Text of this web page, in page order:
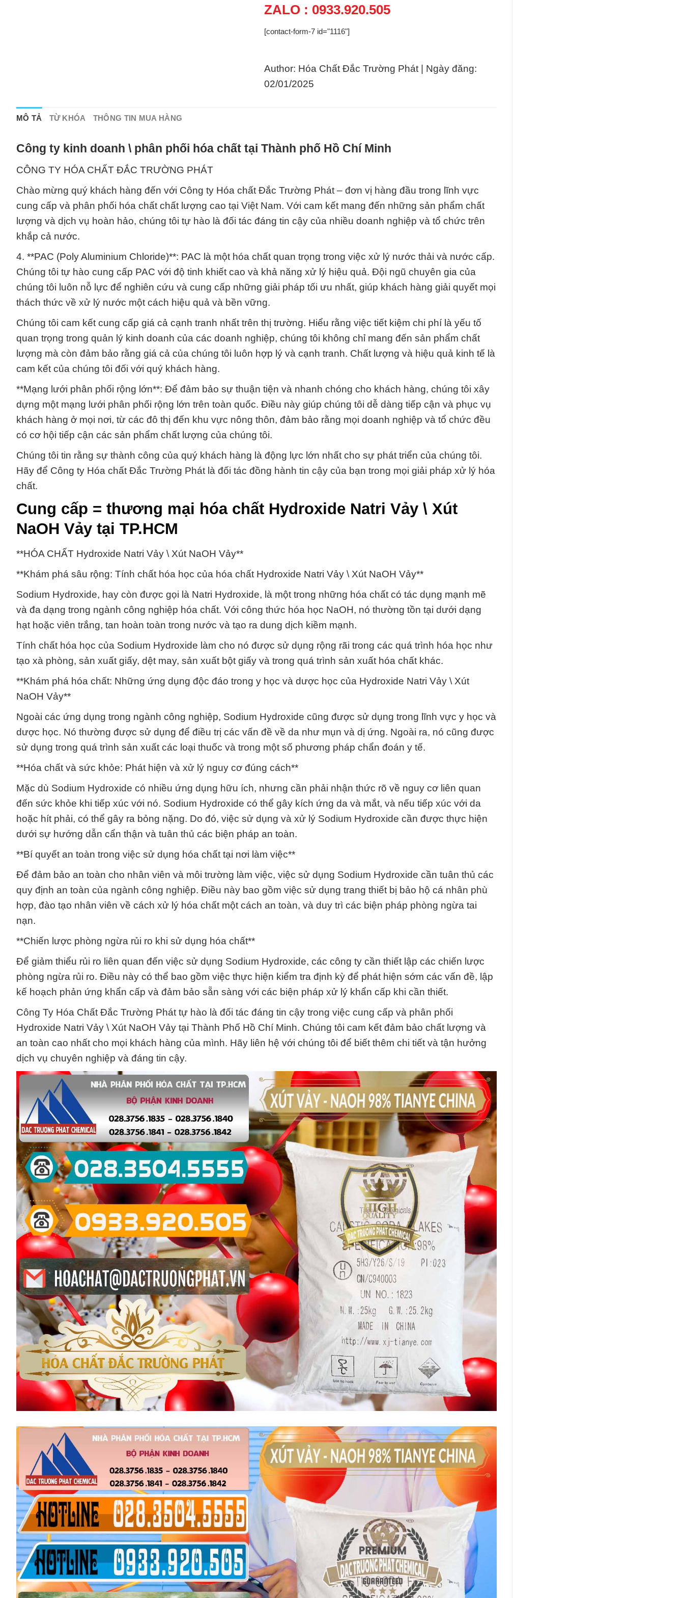
ZALO : 0933.920.505
[contact-form-7 id="1116"]
Author: Hóa Chất Đắc Trường Phát | Ngày đăng:
02/01/2025
MÔ TẢ TỪ KHÓA THÔNG TIN MUA HÀNG
Công ty kinh doanh \ phân phối hóa chất tại Thành phố Hồ Chí Minh
CÔNG TY HÓA CHẤT ĐẮC TRƯỜNG PHÁT
Chào mừng quý khách hàng đến với Công ty Hóa chất Đắc Trường Phát – đơn vị hàng đầu trong lĩnh vực
cung cấp và phân phối hóa chất chất lượng cao tại Việt Nam. Với cam kết mang đến những sản phẩm chất
lượng và dịch vụ hoàn hảo, chúng tôi tự hào là đối tác đáng tin cậy của nhiều doanh nghiệp và tổ chức trên
khắp cả nước.
4. **PAC (Poly Aluminium Chloride)**: PAC là một hóa chất quan trọng trong việc xử lý nước thải và nước cấp.
Chúng tôi tự hào cung cấp PAC với độ tinh khiết cao và khả năng xử lý hiệu quả. Đội ngũ chuyên gia của
chúng tôi luôn nỗ lực để nghiên cứu và cung cấp những giải pháp tối ưu nhất, giúp khách hàng giải quyết mọi
thách thức về xử lý nước một cách hiệu quả và bền vững.
Chúng tôi cam kết cung cấp giá cả cạnh tranh nhất trên thị trường. Hiểu rằng việc tiết kiệm chi phí là yếu tố
quan trọng trong quản lý kinh doanh của các doanh nghiệp, chúng tôi không chỉ mang đến sản phẩm chất
lượng mà còn đảm bảo rằng giá cả của chúng tôi luôn hợp lý và cạnh tranh. Chất lượng và hiệu quả kinh tế là
cam kết của chúng tôi đối với quý khách hàng.
**Mạng lưới phân phối rộng lớn**: Để đảm bảo sự thuận tiện và nhanh chóng cho khách hàng, chúng tôi xây
dựng một mạng lưới phân phối rộng lớn trên toàn quốc. Điều này giúp chúng tôi dễ dàng tiếp cận và phục vụ
khách hàng ở mọi nơi, từ các đô thị đến khu vực nông thôn, đảm bảo rằng mọi doanh nghiệp và tổ chức đều
có cơ hội tiếp cận các sản phẩm chất lượng của chúng tôi.
Chúng tôi tin rằng sự thành công của quý khách hàng là động lực lớn nhất cho sự phát triển của chúng tôi.
Hãy để Công ty Hóa chất Đắc Trường Phát là đối tác đồng hành tin cậy của bạn trong mọi giải pháp xử lý hóa
chất.
Cung cấp = thương mại hóa chất Hydroxide Natri Vảy \ Xút
NaOH Vảy tại TP.HCM
**HÓA CHẤT Hydroxide Natri Vảy \ Xút NaOH Vảy**
**Khám phá sâu rộng: Tính chất hóa học của hóa chất Hydroxide Natri Vảy \ Xút NaOH Vảy**
Sodium Hydroxide, hay còn được gọi là Natri Hydroxide, là một trong những hóa chất có tác dụng mạnh mẽ
và đa dạng trong ngành công nghiệp hóa chất. Với công thức hóa học NaOH, nó thường tồn tại dưới dạng
hạt hoặc viên trắng, tan hoàn toàn trong nước và tạo ra dung dịch kiềm mạnh.
Tính chất hóa học của Sodium Hydroxide làm cho nó được sử dụng rộng rãi trong các quá trình hóa học như
tạo xà phòng, sản xuất giấy, dệt may, sản xuất bột giấy và trong quá trình sản xuất hóa chất khác.
**Khám phá hóa chất: Những ứng dụng độc đáo trong y học và dược học của Hydroxide Natri Vảy \ Xút
NaOH Vảy**
Ngoài các ứng dụng trong ngành công nghiệp, Sodium Hydroxide cũng được sử dụng trong lĩnh vực y học và
dược học. Nó thường được sử dụng để điều trị các vấn đề về da như mụn và dị ứng. Ngoài ra, nó cũng được
sử dụng trong quá trình sản xuất các loại thuốc và trong một số phương pháp chẩn đoán y tế.
**Hóa chất và sức khỏe: Phát hiện và xử lý nguy cơ đúng cách**
Mặc dù Sodium Hydroxide có nhiều ứng dụng hữu ích, nhưng cần phải nhận thức rõ về nguy cơ liên quan
đến sức khỏe khi tiếp xúc với nó. Sodium Hydroxide có thể gây kích ứng da và mắt, và nếu tiếp xúc với da
hoặc hít phải, có thể gây ra bỏng nặng. Do đó, việc sử dụng và xử lý Sodium Hydroxide cần được thực hiện
dưới sự hướng dẫn cẩn thận và tuân thủ các biện pháp an toàn.
**Bí quyết an toàn trong việc sử dụng hóa chất tại nơi làm việc**
Để đảm bảo an toàn cho nhân viên và môi trường làm việc, việc sử dụng Sodium Hydroxide cần tuân thủ các
quy định an toàn của ngành công nghiệp. Điều này bao gồm việc sử dụng trang thiết bị bảo hộ cá nhân phù
hợp, đào tạo nhân viên về cách xử lý hóa chất một cách an toàn, và duy trì các biện pháp phòng ngừa tai
nạn.
**Chiến lược phòng ngừa rủi ro khi sử dụng hóa chất**
Để giảm thiểu rủi ro liên quan đến việc sử dụng Sodium Hydroxide, các công ty cần thiết lập các chiến lược
phòng ngừa rủi ro. Điều này có thể bao gồm việc thực hiện kiểm tra định kỳ để phát hiện sớm các vấn đề, lập
kế hoạch phản ứng khẩn cấp và đảm bảo sẵn sàng với các biện pháp xử lý khẩn cấp khi cần thiết.
Công Ty Hóa Chất Đắc Trường Phát tự hào là đối tác đáng tin cậy trong việc cung cấp và phân phối
Hydroxide Natri Vảy \ Xút NaOH Vảy tại Thành Phố Hồ Chí Minh. Chúng tôi cam kết đảm bảo chất lượng và
an toàn cao nhất cho mọi khách hàng của mình. Hãy liên hệ với chúng tôi để biết thêm chi tiết và tận hưởng
dịch vụ chuyên nghiệp và đáng tin cậy.